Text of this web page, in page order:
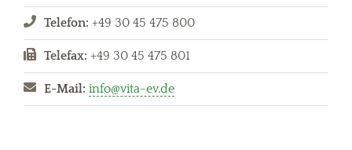
Telefon: +49 30 45 475 800
Telefax: +49 30 45 475 801
E-Mail: info@vita-ev.de